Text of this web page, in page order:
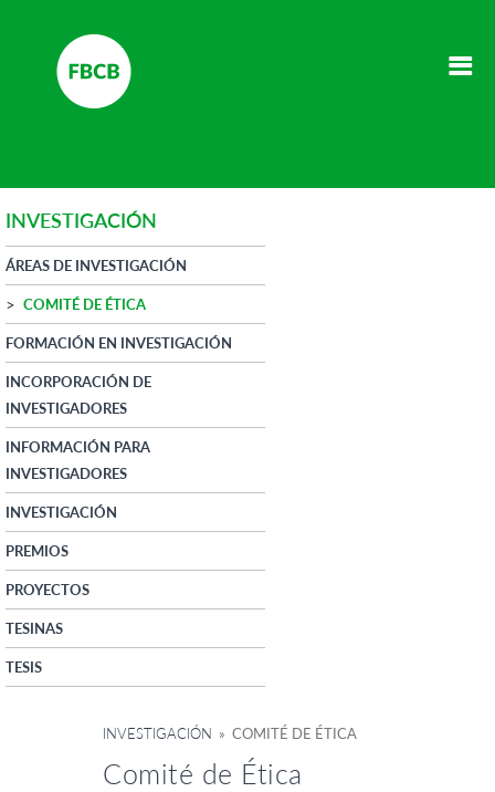
INVESTIGACIÓN
ÁREAS DE INVESTIGACIÓN
COMITÉ DE ÉTICA
FORMACIÓN EN INVESTIGACIÓN
INCORPORACIÓN DE
INVESTIGADORES
INFORMACIÓN PARA
INVESTIGADORES
INVESTIGACIÓN
PREMIOS
PROYECTOS
TESINAS
TESIS
INVESTIGACIÓN » COMITÉ DE ÉTICA
Comité de Ética